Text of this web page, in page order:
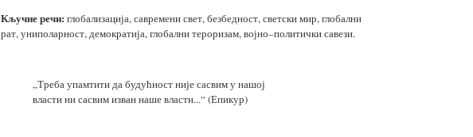
Кључне речи: глобализација, савремени свет, безбедност, светски мир, глобални
рат, униполарност, демократија, глобални тероризам, војно–политички савези.
„Треба упамтити да будућност није сасвим у нашој
власти ни сасвим изван наше власти...“ (Епикур)